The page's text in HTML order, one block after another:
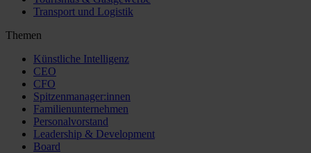
Transport und Logistik
Themen
Künstliche Intelligenz
CEO
CFO
Spitzenmanager:innen
Familienunternehmen
Personalvorstand
Leadership & Development
Board